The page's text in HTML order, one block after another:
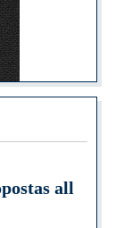
all